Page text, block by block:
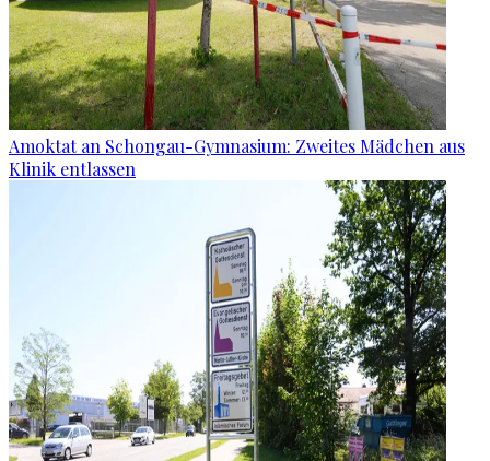
Amoktat an Schongau-Gymnasium: Zweites Mädchen aus
Klinik entlassen